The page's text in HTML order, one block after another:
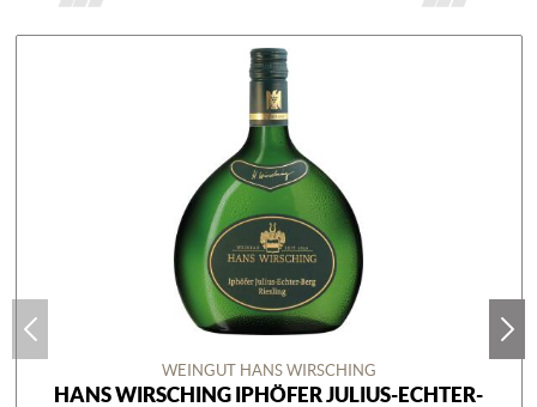
WEINGUT HANS WIRSCHING
HANS WIRSCHING IPHÖFER JULIUS-ECHTER-